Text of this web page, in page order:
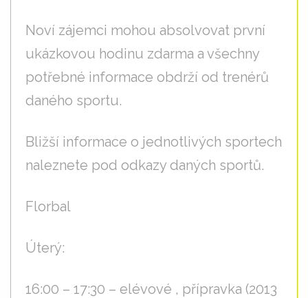
Noví zájemci mohou absolvovat první
ukázkovou hodinu zdarma a všechny
potřebné informace obdrží od trenérů
daného sportu.
Bližší informace o jednotlivých sportech
naleznete pod odkazy daných sportů.
Florbal
Úterý:
16:00 – 17:30 – elévové , přípravka (2013